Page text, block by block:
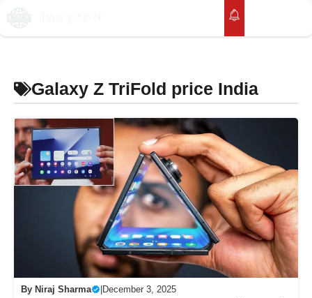
Skip
Galaxy Z TriFold price India
By Niraj Sharma December 3, 2025